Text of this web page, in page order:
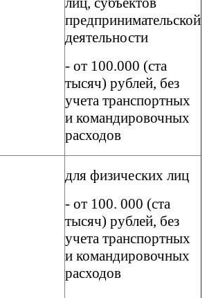
предпринимательской
деятельности
- от 100.000 (ста
тысяч) рублей, без
учета транспортных
и командировочных
расходов
для физических лиц
- от 100. 000 (ста
тысяч) рублей, без
учета транспортных
и командировочных
расходов